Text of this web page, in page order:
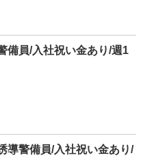
備員/入社祝い金あり/週1
導警備員/入社祝い金あり/